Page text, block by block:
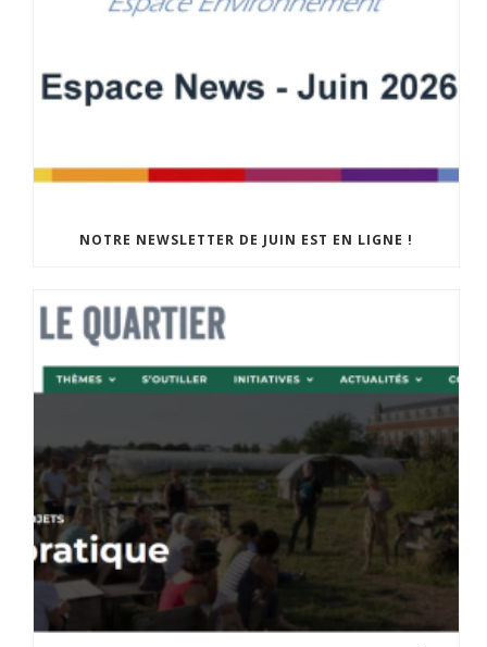
NOTRE NEWSLETTER DE JUIN EST EN LIGNE !